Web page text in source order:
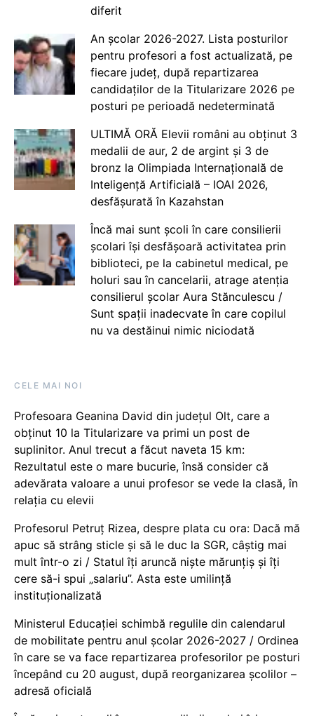
diferit
An școlar 2026-2027. Lista posturilor
pentru profesori a fost actualizată, pe
fiecare județ, după repartizarea
candidaților de la Titularizare 2026 pe
posturi pe perioadă nedeterminată
ULTIMĂ ORĂ Elevii români au obținut 3
medalii de aur, 2 de argint și 3 de
bronz la Olimpiada Internațională de
Inteligență Artificială – IOAI 2026,
desfășurată în Kazahstan
Încă mai sunt școli în care consilierii
școlari își desfășoară activitatea prin
biblioteci, pe la cabinetul medical, pe
holuri sau în cancelarii, atrage atenția
consilierul școlar Aura Stănculescu /
Sunt spații inadecvate în care copilul
nu va destăinui nimic niciodată
CELE MAI NOI
Profesoara Geanina David din județul Olt, care a
obținut 10 la Titularizare va primi un post de
suplinitor. Anul trecut a făcut naveta 15 km:
Rezultatul este o mare bucurie, însă consider că
adevărata valoare a unui profesor se vede la clasă, în
relația cu elevii
Profesorul Petruț Rizea, despre plata cu ora: Dacă mă
apuc să strâng sticle și să le duc la SGR, câștig mai
mult într-o zi / Statul îți aruncă niște mărunțiș și îți
cere să-i spui „salariu”. Asta este umilință
instituționalizată
Ministerul Educației schimbă regulile din calendarul
de mobilitate pentru anul școlar 2026-2027 / Ordinea
în care se va face repartizarea profesorilor pe posturi
începând cu 20 august, după reorganizarea școlilor –
adresă oficială